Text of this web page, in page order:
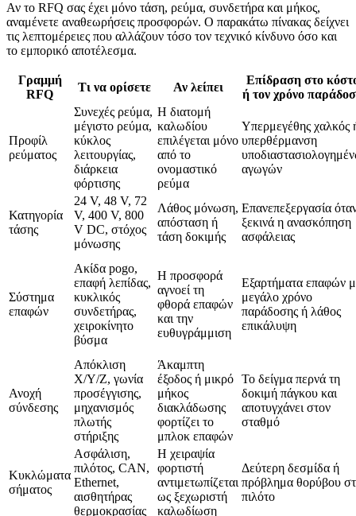
Αν το RFQ σας έχει μόνο τάση, ρεύμα, συνδετήρα και μήκος,
αναμένετε αναθεωρήσεις προσφορών. Ο παρακάτω πίνακας δείχνει
τις λεπτομέρειες που αλλάζουν τόσο τον τεχνικό κίνδυνο όσο και
το εμπορικό αποτέλεσμα.
Γραμμή
RFQ
Τι να ορίσετε Αν λείπει
Επίδραση στο
ή τον χρόνο
Προφίλ
ρεύματος
Συνεχές ρεύμα,
μέγιστο ρεύμα,
κύκλος
λειτουργίας,
διάρκεια
φόρτισης
Η διατομή
καλωδίου
επιλέγεται μόνο
από το
ονομαστικό
ρεύμα
Υπερμεγέθης χαλκός
υπερθέρμανση
αγωγών
Κατηγορία
τάσης
24 V, 48 V, 72
V, 400 V, 800
V DC, στόχος
μόνωσης
Λάθος μόνωση,
απόσταση ή
τάση δοκιμής
Επανεπεξεργασία
ξεκινά η ανασκόπηση
ασφάλειας
Σύστημα
επαφών
Ακίδα pogo,
επαφή λεπίδας,
κυκλικός
συνδετήρας,
χειροκίνητο
βύσμα
Η προσφορά
αγνοεί τη
φθορά επαφών
και την
ευθυγράμμιση
Εξαρτήματα επαφών
μεγάλο χρόνο
παράδοσης ή λάθος
επικάλυψη
Ανοχή
σύνδεσης
Απόκλιση
X/Y/Z, γωνία
προσέγγισης,
μηχανισμός
πλωτής
στήριξης
Άκαμπτη
έξοδος ή μικρό
μήκος
διακλάδωσης
φορτίζει το
μπλοκ επαφών
Το δείγμα περνά τη
δοκιμή πάγκου και
αποτυγχάνει στον
σταθμό
Κυκλώματα
σήματος
Ασφάλιση,
πιλότος, CAN,
Ethernet,
αισθητήρας
θερμοκρασίας
Η χειραψία
φορτιστή
αντιμετωπίζεται
ως ξεχωριστή
καλωδίωση
Δεύτερη δεσμίδα ή
πρόβλημα θορύβου
πιλότο